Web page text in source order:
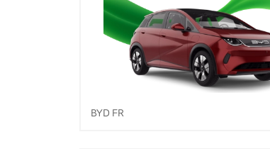
BYD FR